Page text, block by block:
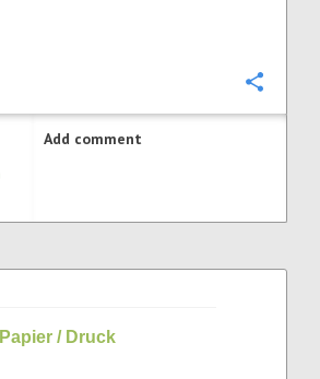
Add comment
/ Druck